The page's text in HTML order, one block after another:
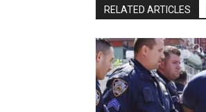
RELATED ARTICLES